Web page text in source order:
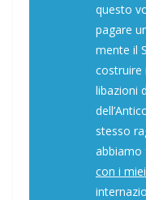
questo
pagare
mente il
costruire
libazioni
stesso
abbiamo
con i